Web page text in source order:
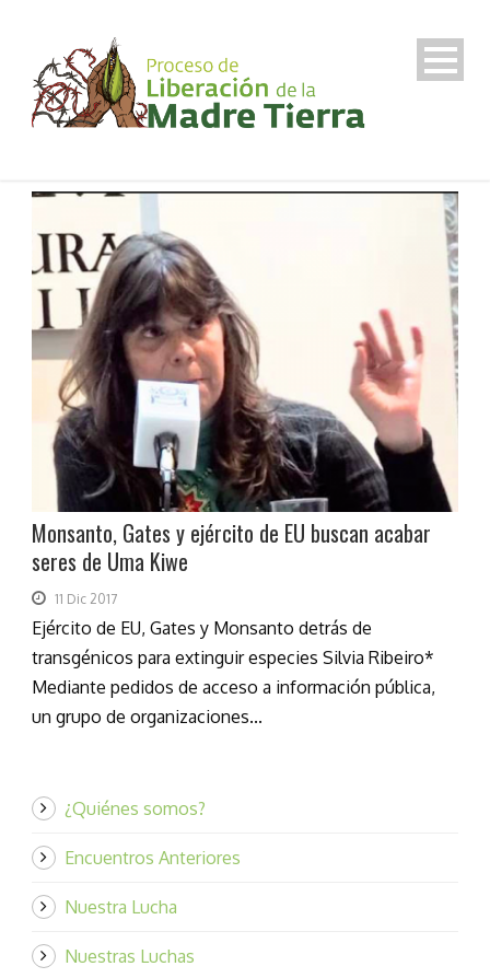
Monsanto, Gates y ejército de EU buscan acabar
seres de Uma Kiwe
11 Dic 2017
Ejército de EU, Gates y Monsanto detrás de
transgénicos para extinguir especies Silvia Ribeiro*
Mediante pedidos de acceso a información pública,
un grupo de organizaciones...
¿Quiénes somos?
Encuentros Anteriores
Nuestra Lucha
Nuestras Luchas